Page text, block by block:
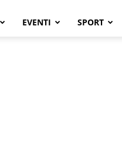
EVENTI SPORT